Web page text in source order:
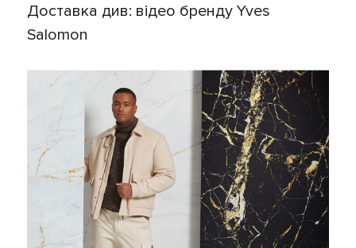
Доставка див: відео бренду Yves
Salomon